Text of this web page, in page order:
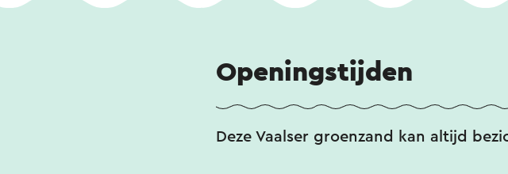
Openingstijden
Deze Vaalser groenzand kan altijd